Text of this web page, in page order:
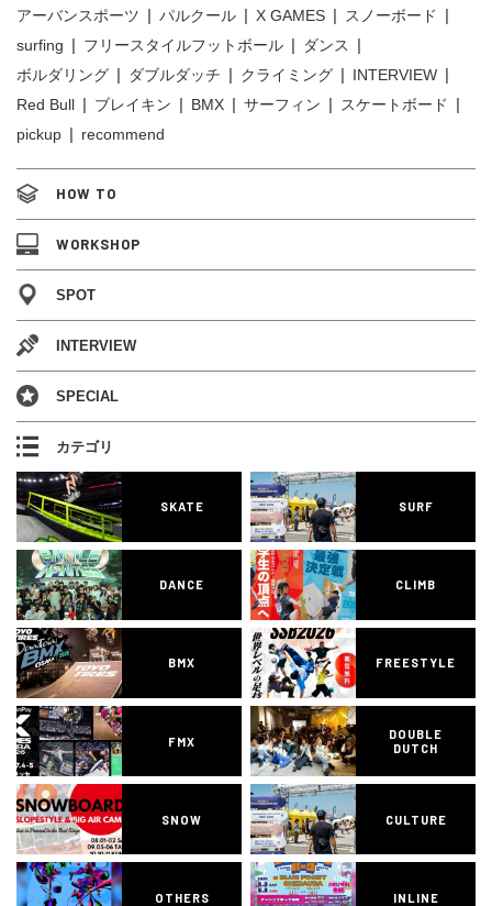
アーバンスポーツ
パルクール X GAMES
スノーボード
surfing
フリースタイルフットボール
ダンス
ボルダリング
ダブルダッチ クライミング
INTERVIEW
Red Bull
ブレイキン BMX サーフィン
スケートボード
pickup
recommend
HOW TO
WORKSHOP
SPOT
INTERVIEW
SPECIAL
カテゴリ
SKATE SURF
DANCE CLIMB
BMX FREESTYLE
FMX
DOUBLE
DUTCH
SNOW CULTURE
OTHERS INLINE